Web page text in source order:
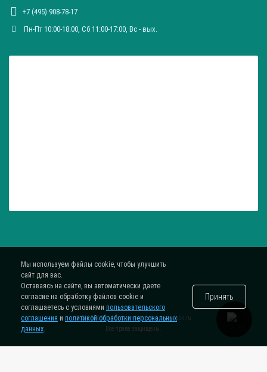
+7 (495) 908-78-17
Пн-Пт 10:00-18:00, Сб 11:00-17:00, Вc - вых.
® 2015-2026. Интернет-магазинzatar-msk.ru
Все права защищены.
Мы используем файлы cookie, чтобы улучшить
сайт для вас.
Оставаясь на сайте, вы автоматически даете
согласие на обработку файлов cookie и
соглашаетесь с условиями пользовательского
соглашения и политикой обработки персональных
данных.
Принять